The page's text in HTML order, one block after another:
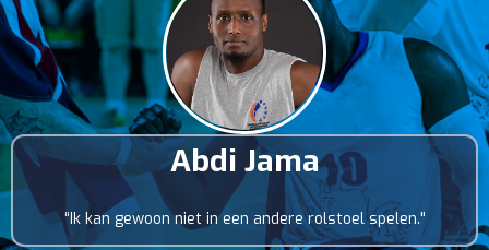
Abdi Jama
“Ik kan gewoon niet in een andere rolstoel spelen."